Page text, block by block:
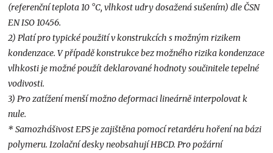
(referenční teplota 10 °C, vlhkost udry dosažená sušením) dle ČSN
EN ISO 10456.
2) Platí pro typické použití v konstrukcích s možným rizikem
kondenzace. V případě konstrukce bez možného rizika kondenzace
vlhkosti je možné použít deklarované hodnoty součinitele tepelné
vodivosti.
3) Pro zatížení menší možno deformaci lineárně interpolovat k
nule.
* Samozhášivost EPS je zajištěna pomocí retardéru hoření na bázi
polymeru. Izolační desky neobsahují HBCD. Pro požární